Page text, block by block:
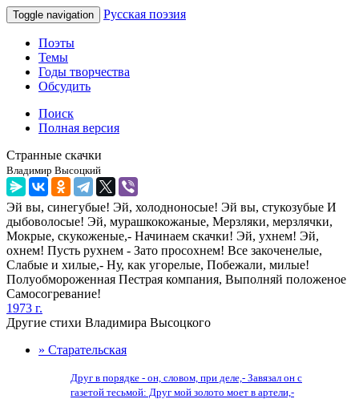
Toggle navigation Русская поэзия
Поэты
Темы
Годы творчества
Обсудить
Поиск
Полная версия
Странные скачки
Владимир Высоцкий
Эй вы, синегубые! Эй, холодноносые! Эй вы, стукозубые И
дыбоволосые! Эй, мурашкокожаные, Мерзляки, мерзлячки,
Мокрые, скукоженые,- Начинаем скачки! Эй, ухнем! Эй,
охнем! Пусть рухнем - Зато просохнем! Все закоченелые,
Слабые и хилые,- Ну, как угорелые, Побежали, милые!
Полуобмороженная Пестрая компания, Выполняй положеное
Самосогревание!
1973 г.
Другие стихи Владимира Высоцкого
» Старательская
Друг в порядке - он, словом, при деле,- Завязал он с
газетой тесьмой: Друг мой золото моет в артели,-